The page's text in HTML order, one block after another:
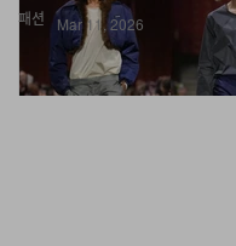
패션 Mar 11, 2026